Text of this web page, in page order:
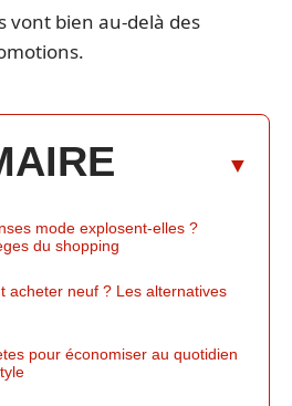
vont bien au-delà des
mode explosent-elles ?
du shopping
acheter neuf ? Les alternatives
pour économiser au quotidien